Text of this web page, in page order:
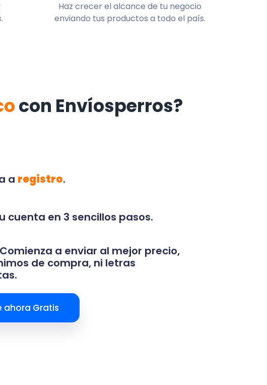
Haz crecer el alcance de tu negocio
enviando tus productos a todo el país.
con Envíosperros?
a registro.
cuenta en 3 sencillos pasos.
Comienza a enviar al mejor precio,
de compra, ni letras
ahora Gratis